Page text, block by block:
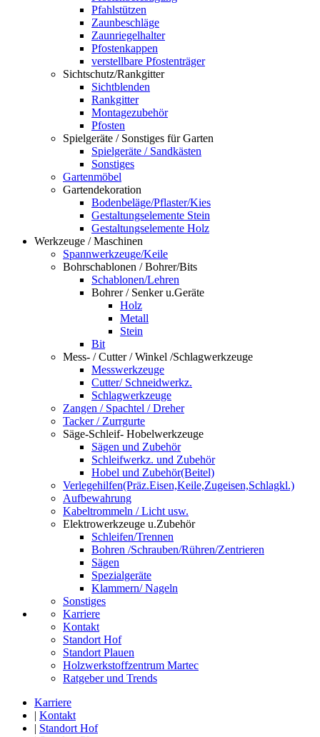
Pfahlstützen
Zaunbeschläge
Zaunriegelhalter
Pfostenkappen
verstellbare Pfostenträger
Sichtschutz/Rankgitter
Sichtblenden
Rankgitter
Montagezubehör
Pfosten
Spielgeräte / Sonstiges für Garten
Spielgeräte / Sandkästen
Sonstiges
Gartenmöbel
Gartendekoration
Bodenbeläge/Pflaster/Kies
Gestaltungselemente Stein
Gestaltungselemente Holz
Werkzeuge / Maschinen
Spannwerkzeuge/Keile
Bohrschablonen / Bohrer/Bits
Schablonen/Lehren
Bohrer / Senker u.Geräte
Holz
Metall
Stein
Bit
Mess- / Cutter / Winkel /Schlagwerkzeuge
Messwerkzeuge
Cutter/ Schneidwerkz.
Schlagwerkzeuge
Zangen / Spachtel / Dreher
Tacker / Zurrgurte
Säge-Schleif- Hobelwerkzeuge
Sägen und Zubehör
Schleifwerkz. und Zubehör
Hobel und Zubehör(Beitel)
Verlegehilfen(Präz.Eisen,Keile,Zugeisen,Schlagkl.)
Aufbewahrung
Kabeltrommeln / Licht usw.
Elektrowerkzeuge u.Zubehör
Schleifen/Trennen
Bohren /Schrauben/Rühren/Zentrieren
Sägen
Spezialgeräte
Klammern/ Nageln
Sonstiges
Karriere
Kontakt
Standort Hof
Standort Plauen
Holzwerkstoffzentrum Martec
Ratgeber und Trends
Karriere
| Kontakt
| Standort Hof